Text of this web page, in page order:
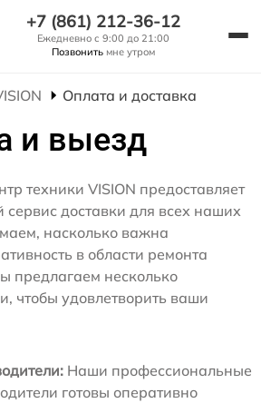
+7 (861) 212-36-12
Ежедневно с 9:00 до 21:00
Позвонить мне утром
Оплата и доставка
и выезд
техники VISION предоставляет
доставки для всех наших
насколько важна
в области ремонта
предлагаем несколько
чтобы удовлетворить ваши
Наши профессиональные
готовы оперативно